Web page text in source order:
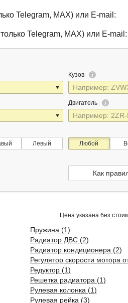
Telegram, MAX) или E-mail:
Telegram, MAX) или E-mail:
Кузов
Двигатель
Левый Любой
Как
Цена указана без
Пружина (1)
Радиатор ДВС (2)
Радиатор кондиционера (2)
Регулятор скорости мотора
Редуктор (1)
Решетка радиатора (1)
Рулевая колонка (1)
Рулевая рейка (3)